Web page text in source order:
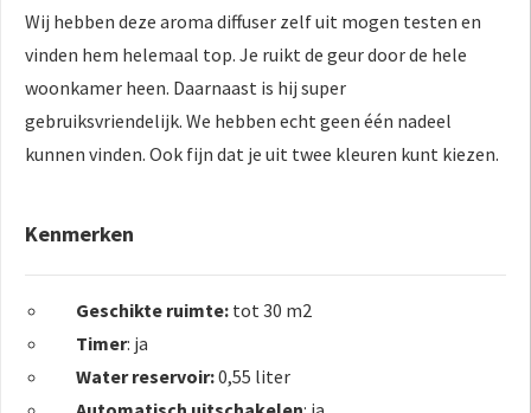
Wij hebben deze aroma diffuser zelf uit mogen testen en
vinden hem helemaal top. Je ruikt de geur door de hele
woonkamer heen. Daarnaast is hij super
gebruiksvriendelijk. We hebben echt geen één nadeel
kunnen vinden. Ook fijn dat je uit twee kleuren kunt kiezen.
Kenmerken
Geschikte ruimte: tot 30 m2
Timer: ja
Water reservoir:0,55 liter